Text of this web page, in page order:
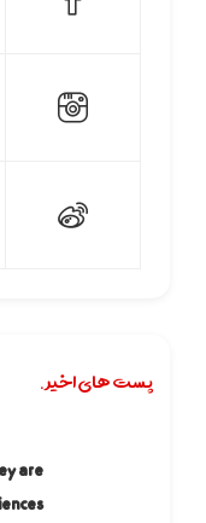
پست های اخیر.
are